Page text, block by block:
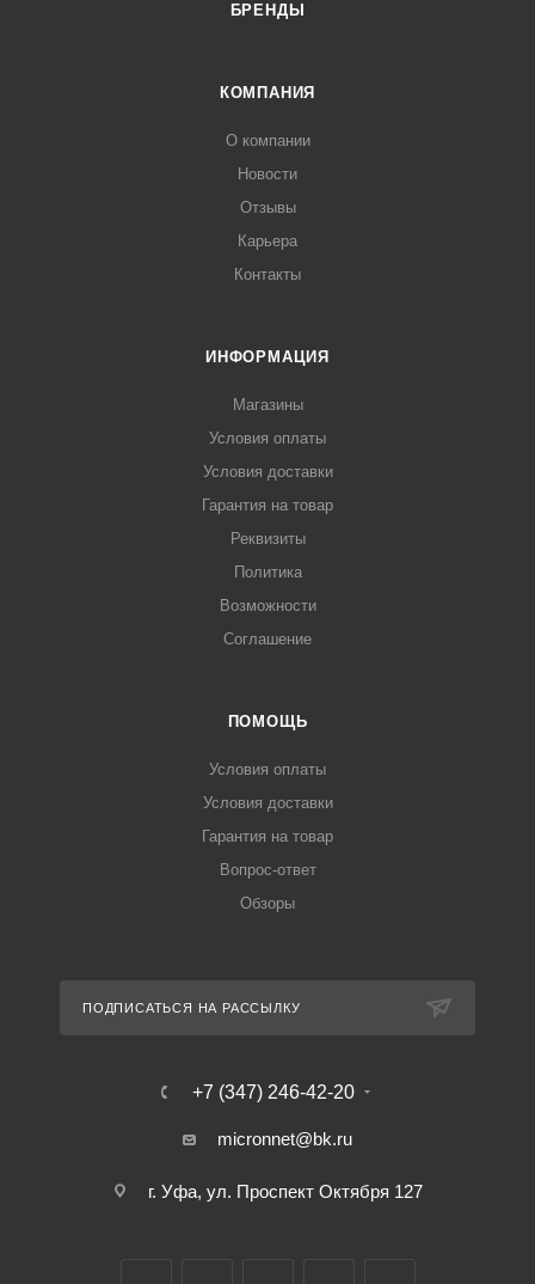
БРЕНДЫ
КОМПАНИЯ
О компании
Новости
Отзывы
Карьера
Контакты
ИНФОРМАЦИЯ
Магазины
Условия оплаты
Условия доставки
Гарантия на товар
Реквизиты
Политика
Возможности
Соглашение
ПОМОЩЬ
Условия оплаты
Условия доставки
Гарантия на товар
Вопрос-ответ
Обзоры
ПОДПИСАТЬСЯ НА РАССЫЛКУ
+7 (347) 246-42-20
micronnet@bk.ru
г. Уфа, ул. Проспект Октября 127